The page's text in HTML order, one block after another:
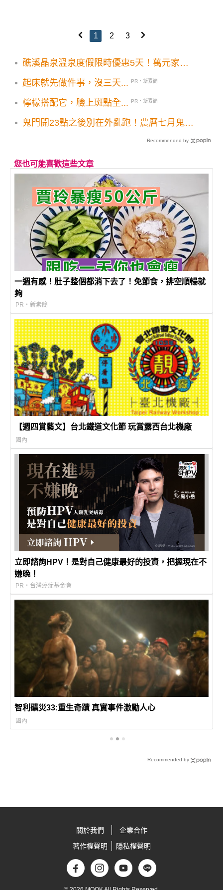
1 2 3
礁溪晶泉溫泉度假限時優惠5天！萬元家庭
起床就先做件事，沒三天...
PR・新素簡
檸檬搭配它，臉上斑點全... PR・新素簡
鬼門開23點之後別在外亂跑！農曆七月鬼月
Recommended by
您也可能喜歡這些文章
一週有感！肚子整個都消下去了！免節食，排空順暢就
夠
PR・新素簡
【週四賞藝文】台北鐵道文化節 玩賞露西台北機廠
國內
立即諮詢HPV！是對自己健康最好的投資，把握現在不
嫌晚！
PR・台灣癌症基金會
智利礦災33:重生奇蹟 真實事件激勵人心
國內
Recommended by
關於我們
企業合作
著作權聲明
隱私權聲明